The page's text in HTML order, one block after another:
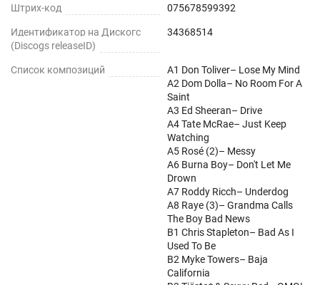
Штрих-код 075678599392
Идентификатор на Дискогс
(Discogs releaseID)
34368514
Список композиций
A1 Don Toliver– Lose My Mind
A2 Dom Dolla– No Room For A
Saint
A3 Ed Sheeran– Drive
A4 Tate McRae– Just Keep
Watching
A5 Rosé (2)– Messy
A6 Burna Boy– Don't Let Me
Drown
A7 Roddy Ricch– Underdog
A8 Raye (3)– Grandma Calls
The Boy Bad News
B1 Chris Stapleton– Bad As I
Used To Be
B2 Myke Towers– Baja
California